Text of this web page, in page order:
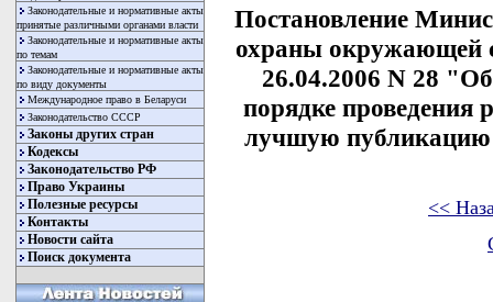
Законодательные и нормативные акты
принятые различными органами власти
Законодательные и нормативные акты
по темам
Законодательные и нормативные акты
по виду документы
Международное право в Беларуси
Законодательство СССР
Законы других стран
Кодексы
Законодательство РФ
Право Украины
Полезные ресурсы
Контакты
Новости сайта
Поиск документа
Постановление
охраны окружающей
26.04.2006 N 28
порядке проведения
лучшую публикацию
<<